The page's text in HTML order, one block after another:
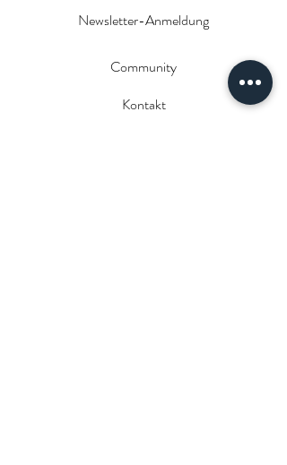
Newsletter-Anmeldung
Community
Kontakt